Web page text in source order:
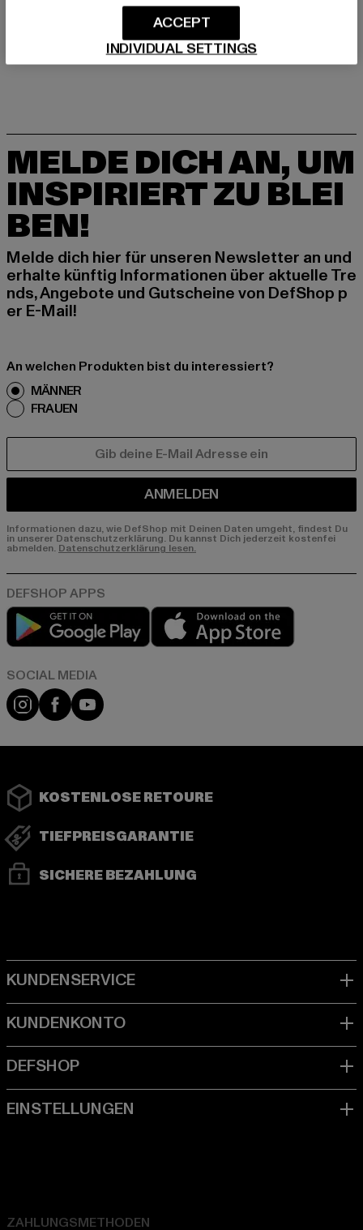
LIEFERUNG & RÜCKGABE
MELDE DICH AN, UM
INSPIRIERT ZU BLEI
BEN!
Melde dich hier für unseren Newsletter an und
erhalte künftig Informationen über aktuelle Tre
nds, Angebote und Gutscheine von DefShop p
er E-Mail!
An welchen Produkten bist du interessiert?
MÄNNER
FRAUEN
ANMELDEN
Informationen dazu, wie DefShop mit Deinen Daten umgeht, findest Du
in unserer Datenschutzerklärung. Du kannst Dich jederzeit kostenfei
abmelden. Datenschutzerklärung lesen.
Play market
Instagram
FacebookYouTube
KOSTENLOSE RETOURE
TIEFPREISGARANTIE
SICHERE BEZAHLUNG
ZAHLUNGSMETHODEN
INDIVIDUAL SETTINGS
ACCEPT